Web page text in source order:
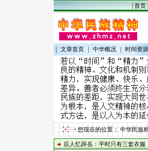
|首页
文章首页 中华概况 时间资
您现在的位置：中华民族
后人忆薛岳：平时只有三套衣